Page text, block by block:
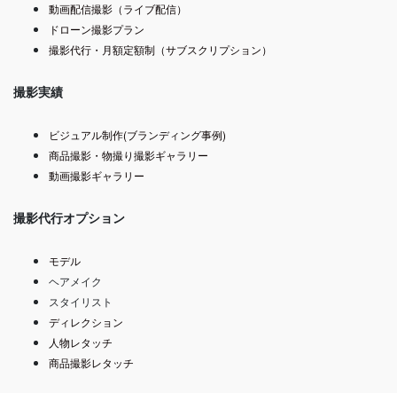
動画配信撮影（ライブ配信）
ドローン撮影プラン
撮影代行・月額定額制（サブスクリプション）
撮影実績
ビジュアル制作(ブランディング事例)
商品撮影・物撮り撮影ギャラリー
動画撮影ギャラリー
撮影代行オプション
モデル
ヘアメイク
スタイリスト
ディレクション
人物レタッチ
商品撮影レタッチ